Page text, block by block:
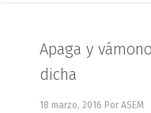
Apaga y
dicha
18 marzo, 2016 Por ASEM